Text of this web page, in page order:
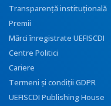
Transparenţă instituţională
Premii
Mărci înregistrate UEFISCDI
Centre Politici
Cariere
Termeni și condiții GDPR
UEFISCDI Publishing House